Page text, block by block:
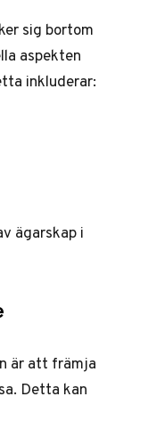
sig bortom
aspekten
inkluderar:
ägarskap i
är att främja
Detta kan